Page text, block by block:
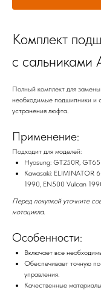
Комплект
с сальниками
Полный комплект для
необходимые подшипники и
устранения люфта.
Применение:
Подходит для моделей:
Hyosung: GT250R,
Kawasaki:
1990, EN500 Vulcan
Перед покупкой уточните
мотоцикла.
Особенности:
Включает все
Обеспечивает точную
управления.
Качественные